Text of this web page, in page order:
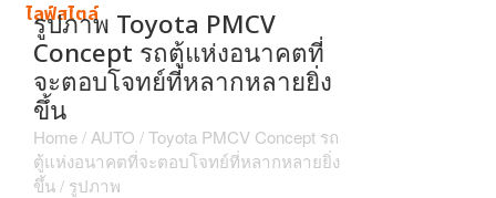
ไลฟ์สไตล์
รูปภาพ Toyota PMCV
Concept รถตู้แห่งอนาคตที่
จะตอบโจทย์ที่หลากหลายยิ่ง
ขึ้น
Home/ AUTO /Toyota PMCV Concept รถ
ตู้แห่งอนาคตที่จะตอบโจทย์ที่หลากหลายยิ่ง
ขึ้น/ รูปภาพ